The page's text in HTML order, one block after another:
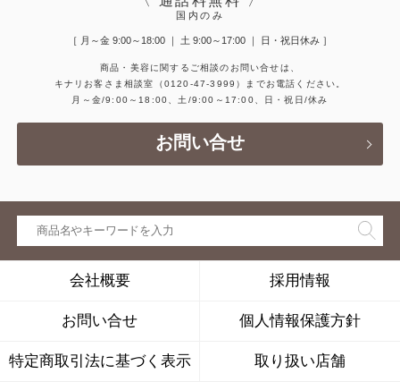
国内のみ
［ 月～金 9:00～18:00 ｜ 土 9:00～17:00 ｜ 日・祝日休み ］
商品・美容に関するご相談のお問い合せは、
キナリお客さま相談室
（0120-47-3999）
までお電話ください。
月～金/9:00～18:00、土/9:00～17:00、日・祝日/休み
お問い合せ
会社概要 採用情報
お問い合せ 個人情報保護方針
特定商取引法に基づく表示 取り扱い店舗